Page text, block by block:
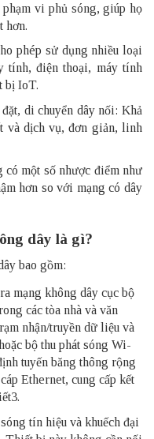
vi phủ sóng, giúp họ
hơn.
phép sử dụng nhiều loại
tính, điện thoại, máy tính
bị IoT.
di chuyển dây nối: Khả
và dịch vụ, đơn giản, linh
có một số nhược điểm như
hơn so với mạng có dây
dây là gì?
bao gồm:
mạng không dây cục bộ
các tòa nhà và văn
nhận/truyền dữ liệu và
bộ thu phát sóng Wi-
tuyến băng thông rộng
Ethernet, cung cấp kết
tín hiệu và khuếch đại